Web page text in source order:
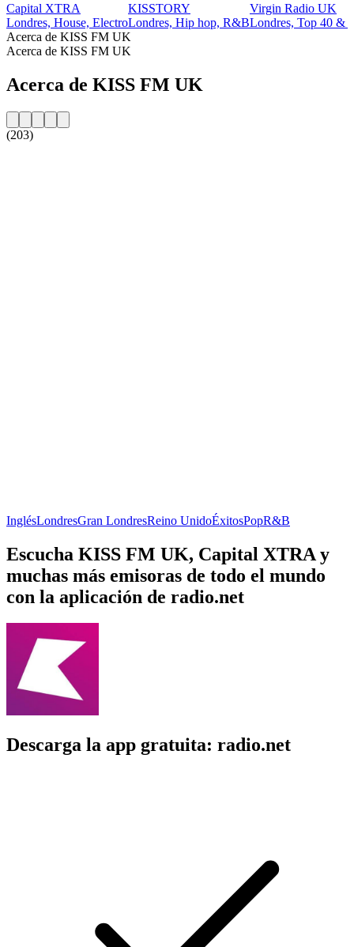
Capital XTRA
Londres, House, Electro
KISSTORY
Londres, Hip hop, R&B
Virgin Radio UK
Londres, Top 40 &
Acerca de KISS FM UK
Acerca de KISS FM UK
Acerca de KISS FM UK
(203)
InglésLondresGran LondresReino UnidoÉxitosPopR&B
Escucha KISS FM UK, Capital XTRA y
muchas más emisoras de todo el mundo
con la aplicación de radio.net
Descarga la app gratuita: radio.net